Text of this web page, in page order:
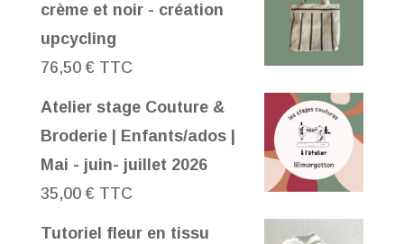
crème et noir - création
upcycling
76,50 € TTC
Atelier stage Couture &
Broderie | Enfants/ados |
Mai - juin- juillet 2026
35,00 € TTC
Tutoriel fleur en tissu